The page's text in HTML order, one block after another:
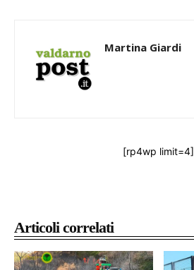
Articoli correlati
Martina Giardi
[rp4wp limit=4]